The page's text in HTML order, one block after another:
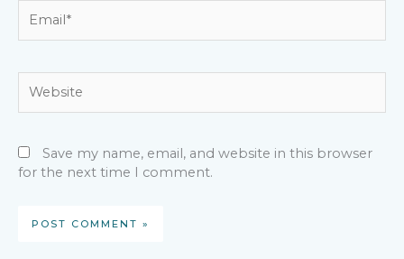
Save my name, email, and website in this browser
for the next time I comment.